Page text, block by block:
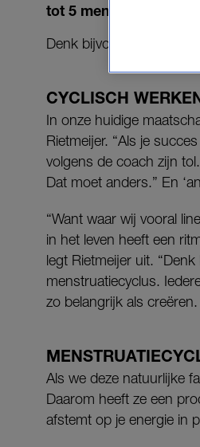
tot 5 mentaliteit, maar
Denk bijvoorbeeld aan
CYCLISCH
In onze huidige
Rietmeijer. “Als je
volgens de coach zijn
Dat moet anders.” En
“Want waar wij vooral
in het leven heeft een
legt Rietmeijer uit.
menstruatiecyclus.
zo belangrijk als creëren.
Als we deze natuurlijke
Daarom heeft ze een
afstemt op je energie in